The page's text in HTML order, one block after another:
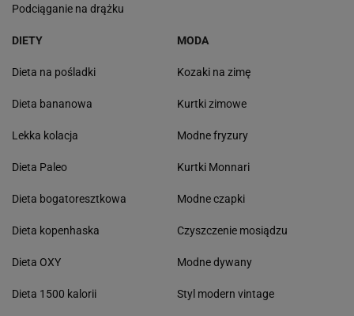
Podciąganie na drążku
DIETY
Dieta na pośladki
Dieta bananowa
Lekka kolacja
Dieta Paleo
Dieta bogatoresztkowa
Dieta kopenhaska
Dieta OXY
Dieta 1500 kalorii
MODA
Kozaki na zimę
Kurtki zimowe
Modne fryzury
Kurtki Monnari
Modne czapki
Czyszczenie mosiądzu
Modne dywany
Styl modern vintage